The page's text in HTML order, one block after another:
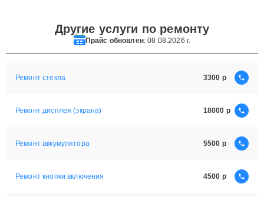
Другие услуги по ремонту
Прайс обновлен: 08.08.2026 г.
Ремонт стекла 3300
Ремонт дисплея (экрана) 18000
Ремонт аккумулятора 5500
Ремонт кнопки включения 4500